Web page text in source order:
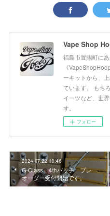
Vape Shop
福島市置賜町に
《
ーキットから、
ています。 もち
イーツなど、世
す。
フォロー
2024.07.22 10:46
G-Class 4thバッチ プレ
オーダー受付開始です。